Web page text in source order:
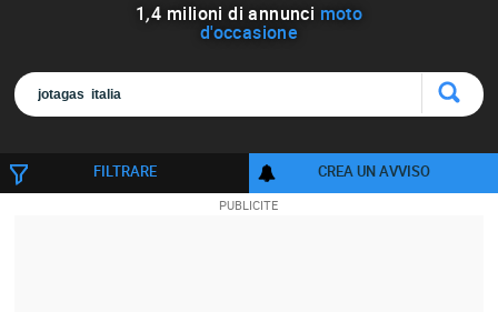
1,4 milioni di annunci moto
d'occasione
FILTRARE CREA UN AVVISO